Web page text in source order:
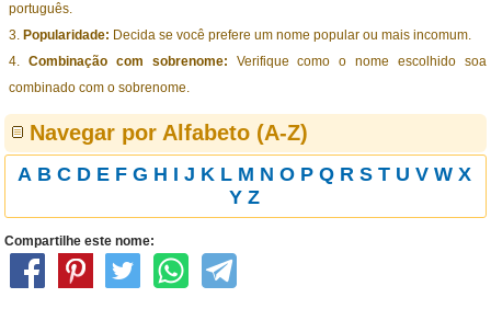
português.
Popularidade: Decida se você prefere um nome popular ou mais incomum.
Combinação com sobrenome: Verifique como o nome escolhido soa
combinado com o sobrenome.
Navegar por Alfabeto (A-Z)
A B C D E F G H I J K L M N O P Q R S T U V W X
Y Z
Compartilhe este nome: